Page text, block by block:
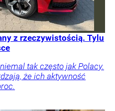
z rzeczywistością. Tylu
tak często jak Polacy.
że ich aktywność